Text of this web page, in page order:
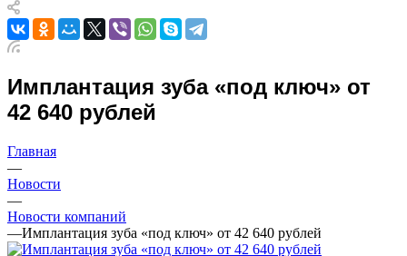
Имплантация зуба «под ключ» от
42 640 рублей
Главная
—
Новости
—
Новости компаний
—Имплантация зуба «под ключ» от 42 640 рублей